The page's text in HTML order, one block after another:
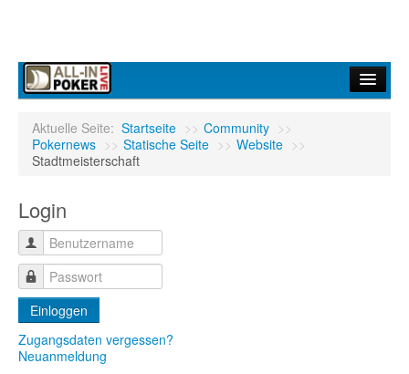
Forum
Turniere
Ergebnisdienst
Community
Aktuelle Seite: Startseite >> Community >>
Pokernews >> Statische Seite >> Website >>
Stadtmeisterschaft
Login
Einloggen
Zugangsdaten vergessen?
Neuanmeldung